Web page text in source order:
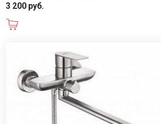
3 200 руб.